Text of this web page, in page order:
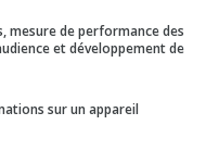
public en poste.
mesure de performance des
et développement de
sur un appareil